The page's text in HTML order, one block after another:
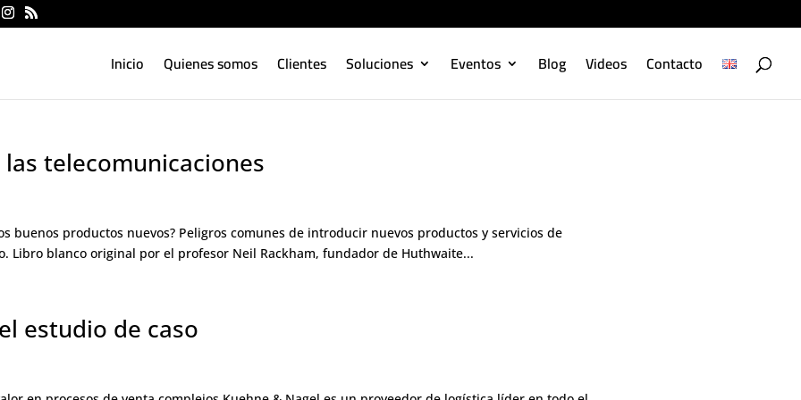
Inicio Quienes somos Clientes Soluciones Eventos Blog Videos Contacto
telecomunicaciones
buenos productos nuevos? Peligros comunes de introducir nuevos productos y servicios de
Libro blanco original por el profesor Neil Rackham, fundador de Huthwaite...
estudio de caso